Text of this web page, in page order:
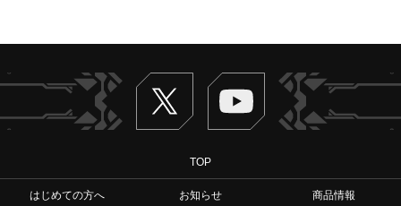
Twitter ヴァンガードch
TOP
はじめての方へ お知らせ
商品情報